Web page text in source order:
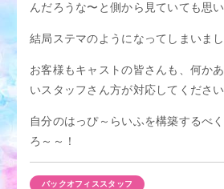
んだろうな〜と側から見ていても思い
結局ステマのようになってしまいま
お客様もキャストの皆さんも、何か
いスタッフさん方が対応してくださ
自分のはっぴ～らいふを構築するべ
ろ～～！
バックオフィススタッフ